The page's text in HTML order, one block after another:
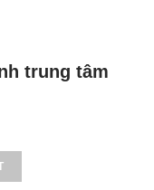
trung tâm